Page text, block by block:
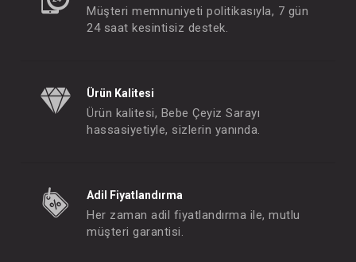
Müşteri memnuniyeti politikasıyla, 7 gün
24 saat kesintisiz destek.
Ürün Kalitesi
Ürün kalitesi, Bebe Çeyiz Sarayı
hassasiyetiyle, sizlerin yanında.
Adil Fiyatlandırma
Her zaman adil fiyatlandırma ile, mutlu
müşteri garantisi.